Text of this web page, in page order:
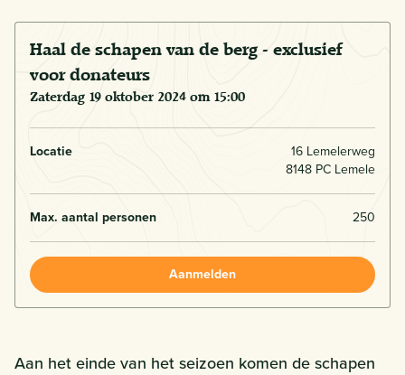
Haal de schapen van de berg - exclusief
voor donateurs
zaterdag 19 oktober 2024 om 15:00
Locatie
16 Lemelerweg
8148 PC Lemele
Max. aantal personen 250
Aanmelden
Aan het einde van het seizoen komen de schapen